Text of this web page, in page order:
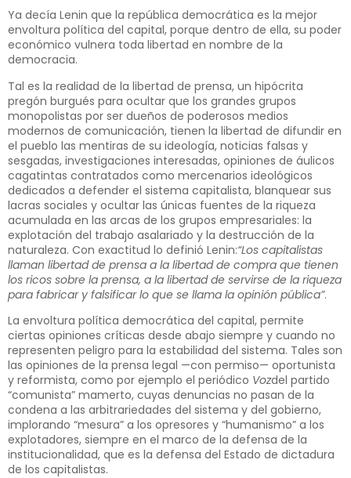
Ya decía Lenin que la república democrática es la mejor
envoltura política del capital, porque dentro de ella, su poder
económico vulnera toda libertad en nombre de la
democracia.
Tal es la realidad de la libertad de prensa, un hipócrita
pregón burgués para ocultar que los grandes grupos
monopolistas por ser dueños de poderosos medios
modernos de comunicación, tienen la libertad de difundir en
el pueblo las mentiras de su ideología, noticias falsas y
sesgadas, investigaciones interesadas, opiniones de áulicos
cagatintas contratados como mercenarios ideológicos
dedicados a defender el sistema capitalista, blanquear sus
lacras sociales y ocultar las únicas fuentes de la riqueza
acumulada en las arcas de los grupos empresariales: la
explotación del trabajo asalariado y la destrucción de la
naturaleza. Con exactitud lo definió Lenin:“Los capitalistas
llaman libertad de prensa a la libertad de compra que tienen
los ricos sobre la prensa, a la libertad de servirse de la riqueza
para fabricar y falsificar lo que se llama la opinión pública”.
La envoltura política democrática del capital, permite
ciertas opiniones críticas desde abajo siempre y cuando no
representen peligro para la estabilidad del sistema. Tales son
las opiniones de la prensa legal —con permiso— oportunista
y reformista, como por ejemplo el periódico Vozdel partido
“comunista” mamerto, cuyas denuncias no pasan de la
condena a las arbitrariedades del sistema y del gobierno,
implorando “mesura” a los opresores y “humanismo” a los
explotadores, siempre en el marco de la defensa de la
institucionalidad, que es la defensa del Estado de dictadura
de los capitalistas.